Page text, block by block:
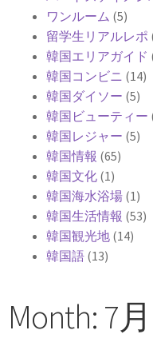
ワンルーム (5)
留学生リアルレポ
韓国エリアガイド
韓国コンビニ (14)
韓国ダイソー (5)
韓国ビューティー
韓国レジャー (5)
韓国情報 (65)
韓国文化 (1)
韓国海水浴場 (1)
韓国生活情報 (53)
韓国観光地 (14)
韓国語 (13)
Month: 7